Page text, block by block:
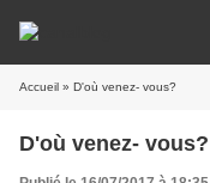
Accueil » D'où venez- vous?
D'où venez- vous?